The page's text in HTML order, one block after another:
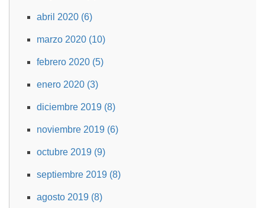
abril 2020 (6)
marzo 2020 (10)
febrero 2020 (5)
enero 2020 (3)
diciembre 2019 (8)
noviembre 2019 (6)
octubre 2019 (9)
septiembre 2019 (8)
agosto 2019 (8)